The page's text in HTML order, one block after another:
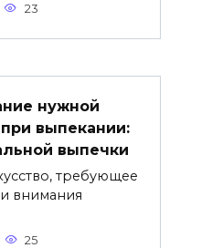
23
нужной
выпекании:
выпечки
требующее
внимания
25